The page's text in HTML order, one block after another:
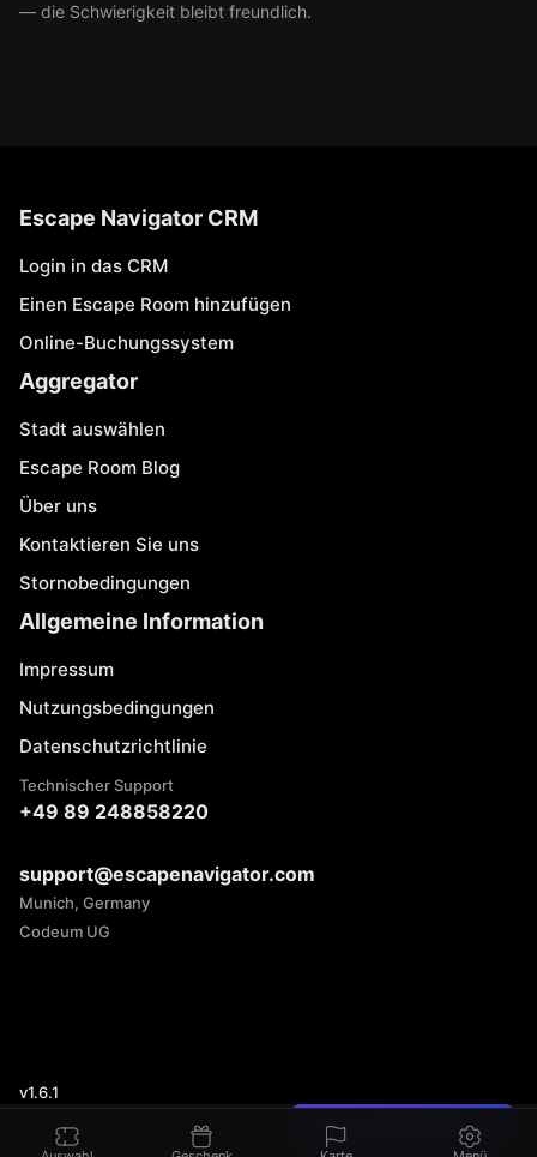
— die Schwierigkeit bleibt freundlich.
Einen Fehler gefunden?
Escape Navigator CRM
Login in das CRM
Einen Escape Room hinzufügen
Online-Buchungssystem
Aggregator
Stadt auswählen
Escape Room Blog
Über uns
Kontaktieren Sie uns
Stornobedingungen
Allgemeine Information
Impressum
Nutzungsbedingungen
Datenschutzrichtlinie
Technischer Support
+49 89 248858220
support@escapenavigator.com
Munich, Germany
Codeum UG
v1.6.1